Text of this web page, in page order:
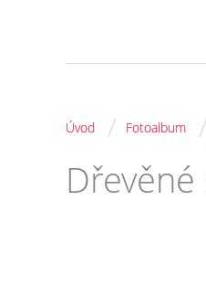
Úvod / Fotoalbum /